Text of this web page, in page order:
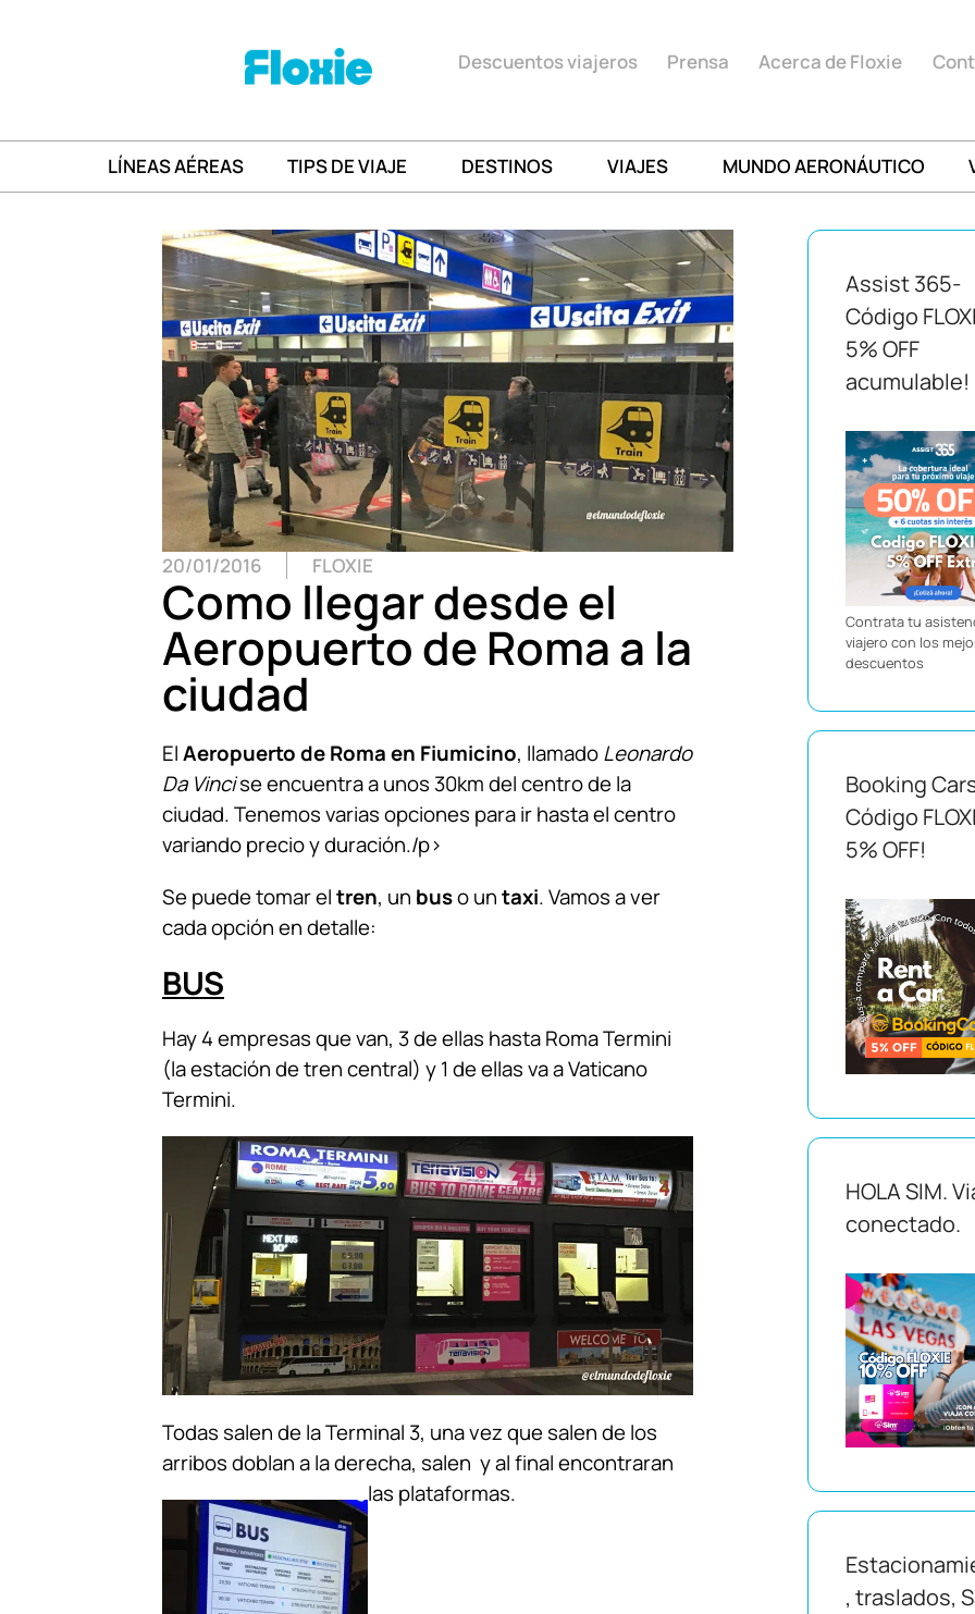
Descuentos viajeros Prensa Acerca de Floxie
LÍNEAS AÉREAS TIPS DE VIAJE DESTINOS VIAJES MUNDO AERONÁUTICO
Assist 365-
Código
5% OFF
acumulable!
Contrata tu
viajero con los
descuentos
Booking
Código
5% OFF!
HOLA SIM.
conectado.
, traslados,
20/01/2016 FLOXIE
Como llegar desde el
Aeropuerto de Roma a la
ciudad
ElAeropuerto de Roma en Fiumicino, llamadoLeonardo
Da Vincise encuentra a unos 30km del centro de la
ciudad. Tenemos varias opciones para ir hasta el centro
variando precio y duración./p>
Se puede tomar eltren, un buso untaxi. Vamos a ver
cada opción en detalle:
BUS
Hay 4 empresas que van, 3 de ellas hasta Roma Termini
(la estación de tren central) y 1 de ellas va a Vaticano
Termini.
Todas salen de la Terminal 3, una vez que salen de los
arribos doblan a la derecha, salen y al final encontraran
las plataformas.